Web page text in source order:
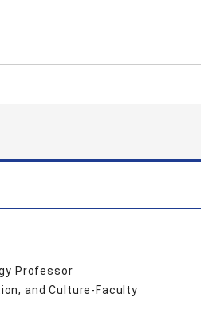
Professor
and Culture-Faculty